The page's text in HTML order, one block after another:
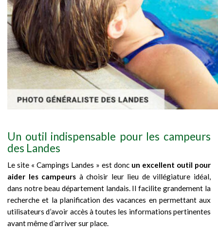
Un outil indispensable pour les campeurs
des Landes
Le site « Campings Landes » est donc un excellent outil pour
aider les campeurs à choisir leur lieu de villégiature idéal,
dans notre beau département landais. Il facilite grandement la
recherche et la planification des vacances en permettant aux
utilisateurs d’avoir accès à toutes les informations pertinentes
avant même d’arriver sur place.